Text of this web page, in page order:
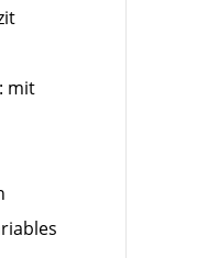
mit